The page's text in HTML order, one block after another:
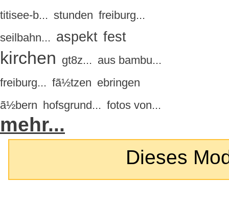
titisee-b... stunden freiburg...
seilbahn... aspekt fest
kirchen gt8z... aus bambu...
freiburg... fã½tzen ebringen
ã½bern hofsgrund... fotos von...
mehr...
Dieses